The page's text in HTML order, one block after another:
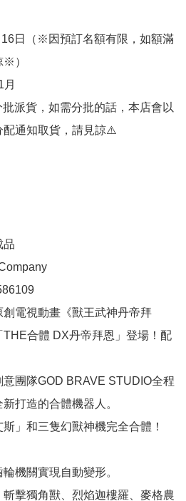
日（※因預訂名額有限，如額滿
※）
派貨，如需分批的話，本店會以
配通知取貨，請見諒⚠️
品
電視動畫《獸王武神丹帝拜
合體 DX丹帝拜恩」登場！配
意團隊GOD BRAVE STUDIO全程
打造的合體機器人。
」和三隻幻獸神機完全合體！
機關實現自動變形。
斬擊獨角獸、烈焰迦樓羅、麥格農